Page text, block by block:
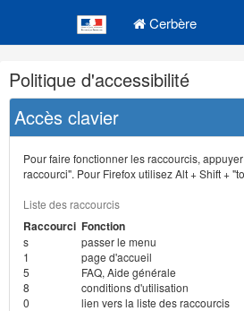
Cerbère
Navigation
et
outils
annexes
Politique d'accessibilité
Accès clavier
Pour faire fonctionner les raccourcis,
raccourci". Pour Firefox utilisez Alt + Shift +
Liste des raccourcis
Raccourci Fonction
s
passer le menu
1
page d'accueil
5
FAQ, Aide générale
8
conditions d'utilisation
0
lien vers la liste des raccourcis